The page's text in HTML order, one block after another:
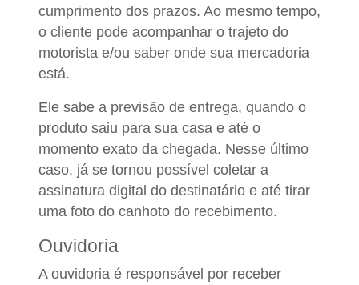
cumprimento dos prazos. Ao mesmo tempo,
o cliente pode acompanhar o trajeto do
motorista e/ou saber onde sua mercadoria
está.
Ele sabe a previsão de entrega, quando o
produto saiu para sua casa e até o
momento exato da chegada. Nesse último
caso, já se tornou possível coletar a
assinatura digital do destinatário e até tirar
uma foto do canhoto do recebimento.
Ouvidoria
A ouvidoria é responsável por receber